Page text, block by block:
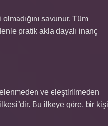
savunur. Tüm
pratik akla dayalı inanç
ve eleştirilmeden
Bu ilkeye göre, bir kişi